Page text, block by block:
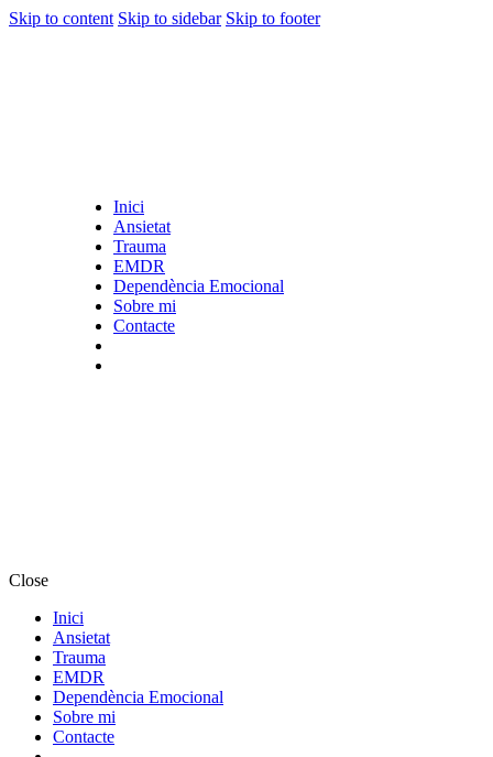
Skip to content Skip to sidebar Skip to footer
Inici
Ansietat
Trauma
EMDR
Dependència Emocional
Sobre mi
Contacte
Close
Inici
Ansietat
Trauma
EMDR
Dependència Emocional
Sobre mi
Contacte